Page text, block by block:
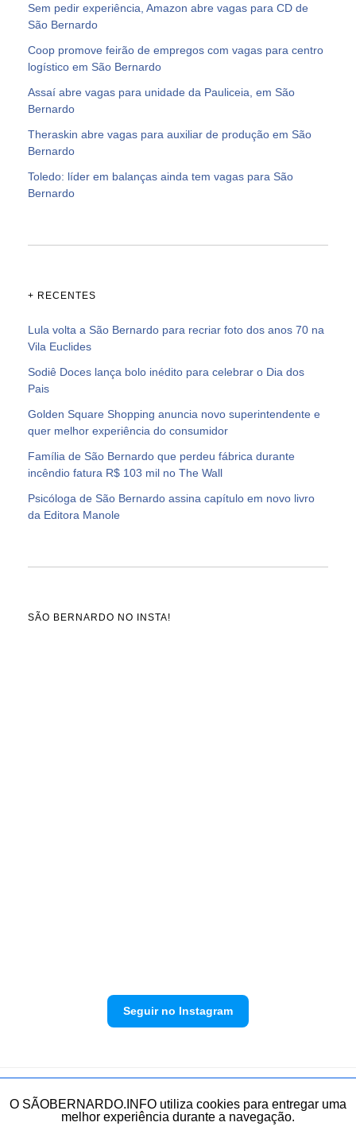
Sem pedir experiência, Amazon abre vagas para CD de
São Bernardo
Coop promove feirão de empregos com vagas para centro
logístico em São Bernardo
Assaí abre vagas para unidade da Pauliceia, em São
Bernardo
Theraskin abre vagas para auxiliar de produção em São
Bernardo
Toledo: líder em balanças ainda tem vagas para São
Bernardo
+ RECENTES
Lula volta a São Bernardo para recriar foto dos anos 70 na
Vila Euclides
Sodiê Doces lança bolo inédito para celebrar o Dia dos
Pais
Golden Square Shopping anuncia novo superintendente e
quer melhor experiência do consumidor
Família de São Bernardo que perdeu fábrica durante
incêndio fatura R$ 103 mil no The Wall
Psicóloga de São Bernardo assina capítulo em novo livro
da Editora Manole
SÃO BERNARDO NO INSTA!
Seguir no Instagram
Política de privacidade Envie sua denúncia
O SÃOBERNARDO.INFO utiliza cookies para entregar uma
melhor experiência durante a navegação.